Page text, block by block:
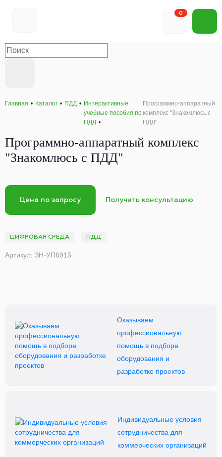
0
Главная Каталог ПДД
Интерактивные
учебные пособия по
ПДД
Программно-аппаратный
комплекс "Знакомлюсь с
ПДД"
Программно-аппаратный комплекс
"Знакомлюсь с ПДД"
ЦИФРОВАЯ СРЕДА ПДД
Артикул: ЗН-УП6915
Цена по запросу Получить консультацию
Оказываем
профессиональную
помощь в подборе
оборудования и
разработке проектов
Индивидуальные условия
сотрудничества для
коммерческих организаций